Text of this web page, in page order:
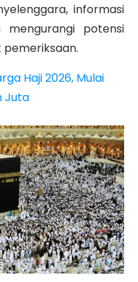
informasi
potensi
Haji 2026, Mulai
Juta